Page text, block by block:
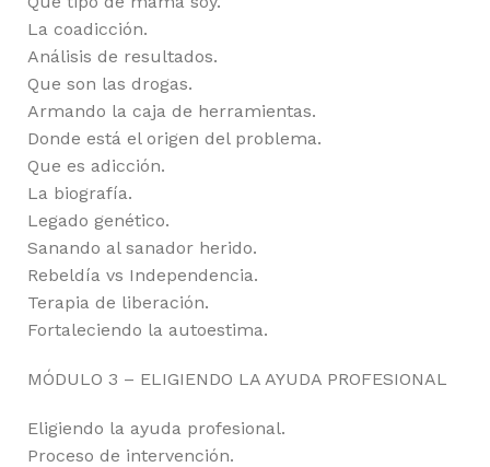
La coadicción.
Análisis de resultados.
Que son las drogas.
Armando la caja de herramientas.
Donde está el origen del problema.
Que es adicción.
La biografía.
Legado genético.
Sanando al sanador herido.
Rebeldía vs Independencia.
Terapia de liberación.
Fortaleciendo la autoestima.
MÓDULO 3 – ELIGIENDO LA AYUDA PROFESIONAL
Eligiendo la ayuda profesional.
Proceso de intervención.